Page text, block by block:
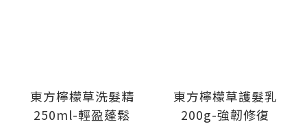
東方檸檬草洗髮精
250ml-輕盈蓬鬆
東方檸檬草護髮乳
200g-強韌修復